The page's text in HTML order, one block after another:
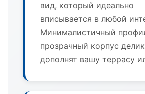
вид, который идеально
вписывается в любой
Минималистичный
прозрачный корпус
дополнят вашу террасу